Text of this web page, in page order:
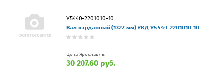
У5440-2201010-10
Вал карданный (1327 мм) УКД У5440-2201010-10
Цена Ярославль:
30 207.60 руб.